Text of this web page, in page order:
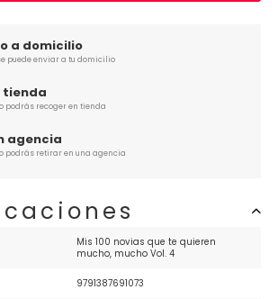
a domicilio
puede enviar a tu domicilio
tienda
podrás recoger en tienda
agencia
podrás retirar en una agencia
Mis 100 novias que te quieren
mucho, mucho Vol. 4
9791387691073